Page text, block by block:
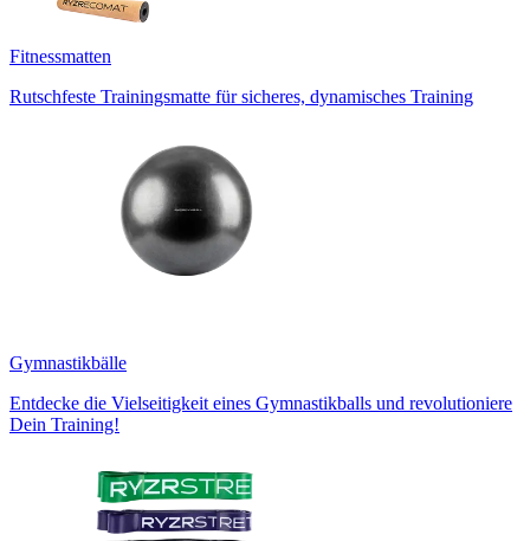
Fitnessmatten
Rutschfeste Trainingsmatte für sicheres, dynamisches Training
Gymnastikbälle
Entdecke die Vielseitigkeit eines Gymnastikballs und revolutioniere
Dein Training!